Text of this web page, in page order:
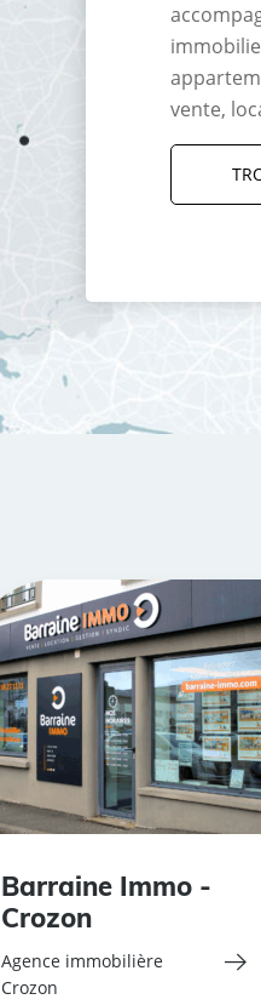
vente,
Barraine Immo -
Crozon
Agence immobilière
Crozon